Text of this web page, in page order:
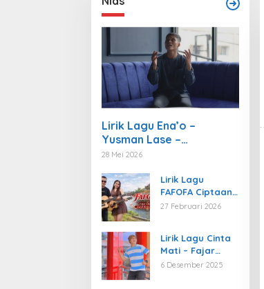
Lirik Lagu Ena’o –
Yusman Lase –
Gudangnya Lagu Nias
28 Mei 2026
Lirik Lagu
FAFOFA Ciptaan
Fajar Halawa
27 Februari 2026
Lirik Lagu Cinta
Mati – Fajar
Halawa
6 Desember 2025